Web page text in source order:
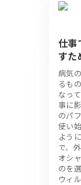
仕事
すた
病気
るも
なっ
事に
のパ
使い
よう
で、
オシ
のを
ウィ